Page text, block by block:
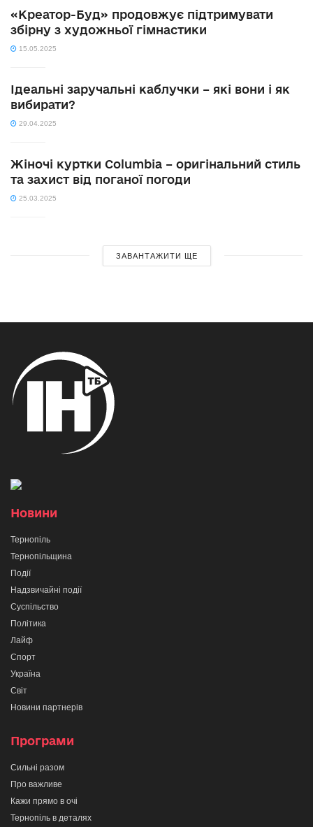
«Креатор-Буд» продовжує підтримувати
збірну з художньої гімнастики
15.05.2025
Ідеальні заручальні каблучки – які вони і як
вибирати?
29.04.2025
Жіночі куртки Columbia – оригінальний стиль
та захист від поганої погоди
25.03.2025
ЗАВАНТАЖИТИ ЩЕ
Новини
Тернопіль
Тернопільщина
Події
Надзвичайні події
Суспільство
Політика
Лайф
Спорт
Україна
Світ
Новини партнерів
Програми
Сильні разом
Про важливе
Кажи прямо в очі
Тернопіль в деталях